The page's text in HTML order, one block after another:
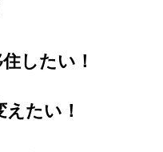
したい！
たい！